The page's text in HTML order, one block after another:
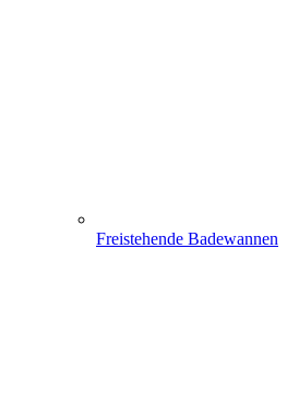
Freistehende Badewannen